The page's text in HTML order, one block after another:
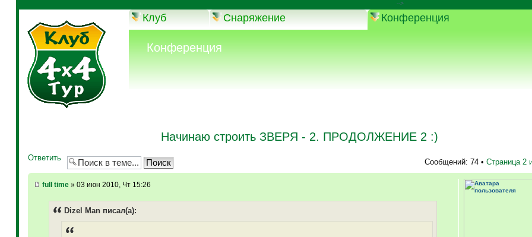
-->
Клуб Снаряжение Конференция
Конференция
Начинаю строить ЗВЕРЯ - 2. ПРОДОЛЖЕНИЕ 2 :)
Ответить Сообщений: 74 • Страница 2
full time» 03 июн 2010, Чт 15:26
Dizel Man писал(а):